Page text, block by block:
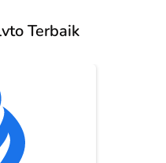
Terbaik